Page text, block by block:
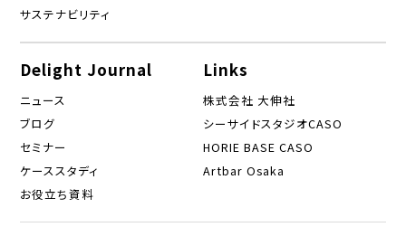
サステナビリティ
Delight Journal
ニュース
ブログ
セミナー
ケーススタディ
お役立ち資料
Links
株式会社 大伸社
シーサイドスタジオCASO
HORIE BASE CASO
Artbar Osaka